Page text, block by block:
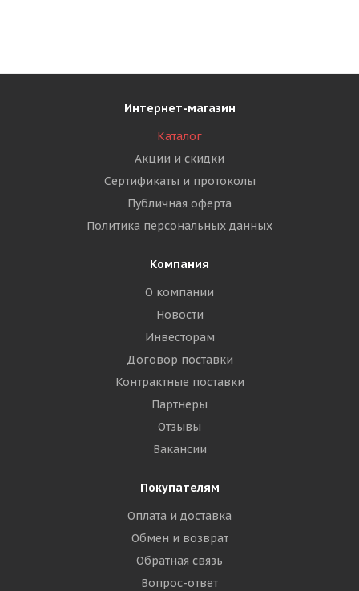
Интернет-магазин
Каталог
Акции и скидки
Сертификаты и протоколы
Публичная оферта
Политика персональных данных
Компания
О компании
Новости
Инвесторам
Договор поставки
Контрактные поставки
Партнеры
Отзывы
Вакансии
Покупателям
Оплата и доставка
Обмен и возврат
Обратная связь
Вопрос-ответ